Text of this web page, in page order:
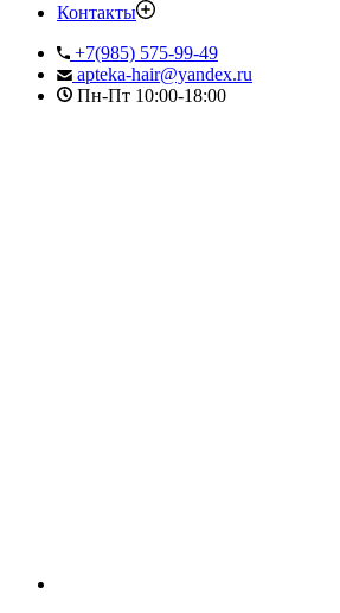
Контакты
+7(985) 575-99-49
apteka-hair@yandex.ru
Пн-Пт 10:00-18:00